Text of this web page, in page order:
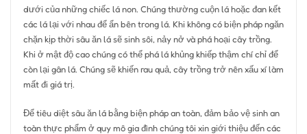
dưới của những chiếc lá non. Chúng thường cuộn lá hoặc đan kết
các lá lại với nhau để ẩn bên trong lá. Khi không có biện pháp ngăn
chặn kịp thời sâu ăn lá sẽ sinh sôi, nảy nở và phá hoại cây trồng.
Khi ở mật độ cao chúng có thể phá lá khủng khiếp thậm chí chỉ để
còn lại gân lá. Chúng sẽ khiến rau quả, cây trồng trở nên xấu xí làm
mất đi giá trị.
Để tiêu diệt sâu ăn lá bằng biện pháp an toàn, đảm bảo vệ sinh an
toàn thực phẩm ở quy mô gia đình chúng tôi xin giới thiệu đến các